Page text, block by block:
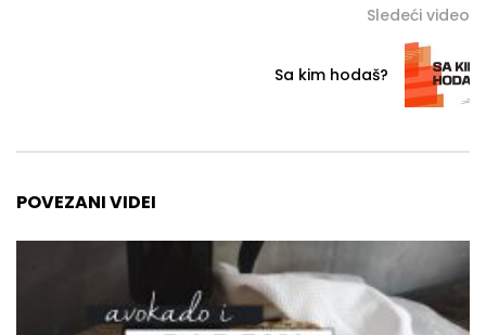
Sledeći video
Sa kim hodaš?
POVEZANI VIDEI